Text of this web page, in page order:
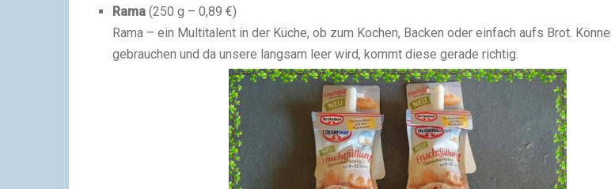
Rama (250 g – 0,89 €)
Rama – ein Multitalent in der Küche, ob zum Kochen, Backen oder einfach aufs Brot.
gebrauchen und da unsere langsam leer wird, kommt diese gerade richtig.